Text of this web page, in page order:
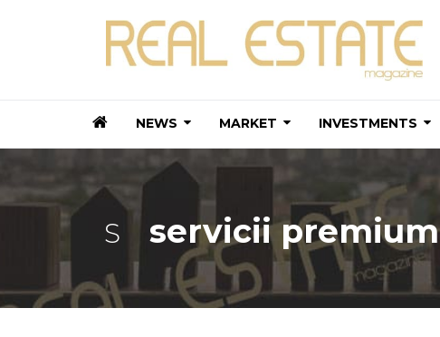
NEWS MARKET INVESTMENTS
S servicii premium